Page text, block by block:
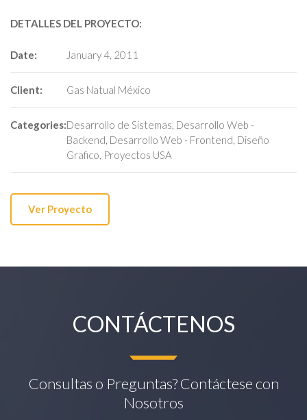
DETALLES DEL PROYECTO:
Date: January 4, 2011
Client: Gas Natual México
Categories:Desarrollo de Sistemas, Desarrollo Web -
Backend, Desarrollo Web - Frontend, Diseño
Grafico, Proyectos USA
Ver Proyecto
CONTÁCTENOS
Consultas o Preguntas? Contáctese con
Nosotros